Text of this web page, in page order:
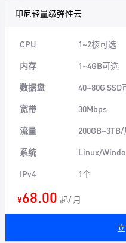
印尼轻量级弹性云
CPU
1~2核可选
内存
1~4GB可选
数据盘
40~80G SSD
宽带
30Mbps
流量
200GB~3TB/
系统
Linux/
IPv4
1个
¥68.00 起/ 月